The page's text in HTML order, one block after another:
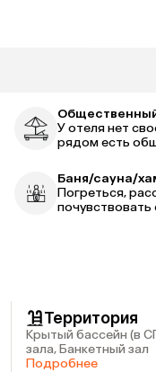
У отеля нет
рядом есть
Баня/сауна/
Погреться,
Территория
Крытый бассейн (в
зала, Банкетный зал
Подробнее